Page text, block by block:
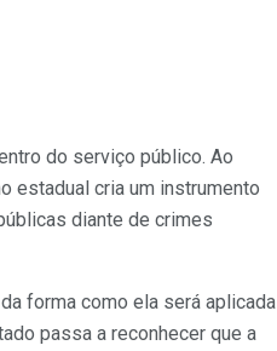
do serviço público. Ao
estadual cria um instrumento
diante de crimes
forma como ela será aplicada
passa a reconhecer que a